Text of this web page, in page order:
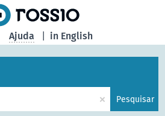
in English
Ajuda
× Pesquisar